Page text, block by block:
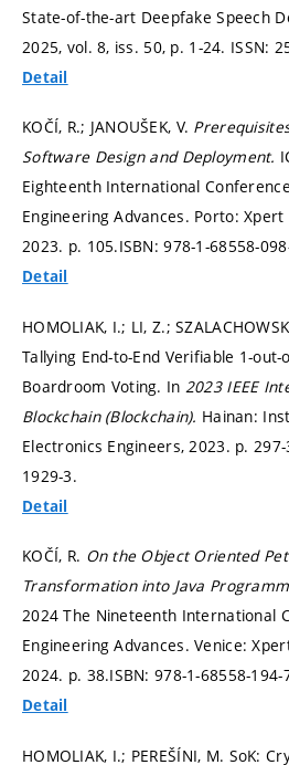
State-of-the-art Deepfake Speech
2025, vol. 8, iss. 50, p. 1-24. ISSN:
Detail
KOČÍ, R.; JANOUŠEK, V.
Software Design and Deployment.
Eighteenth International
Engineering Advances. Porto: Xpert
2023. p. 105.ISBN: 978-1-68558-
Detail
HOMOLIAK, I.; LI, Z.;
Tallying End-to-End Verifiable 1-
Boardroom Voting. In 2023 IEEE
Blockchain (Blockchain). Hainan:
Electronics Engineers, 2023. p.
1929-3.
Detail
KOČÍ, R. On the Object Oriented
Transformation into Java
2024 The Nineteenth International
Engineering Advances. Venice:
2024. p. 38.ISBN: 978-1-68558-194-
Detail
HOMOLIAK, I.; PEREŠÍNI, M. SoK: